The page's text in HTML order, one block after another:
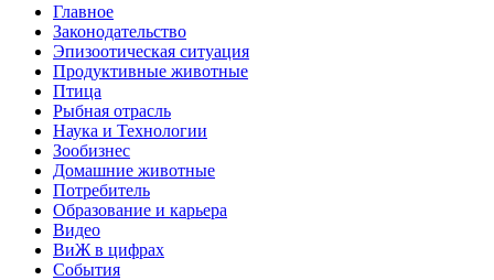
Главное
Законодательство
Эпизоотическая ситуация
Продуктивные животные
Птица
Рыбная отрасль
Наука и Технологии
Зообизнес
Домашние животные
Потребитель
Образование и карьера
Видео
ВиЖ в цифрах
События